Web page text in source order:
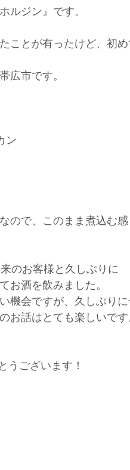
ルジン』です。
ことが有ったけど、初
広市です。
ン
ので、このまま煮込む
のお客様と久しぶりに
お酒を飲みました。
機会ですが、久しぶり
お話はとても楽しいで
うございます！